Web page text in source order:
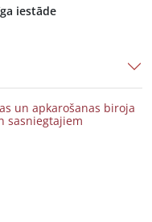
iestāde
un apkarošanas biroja
sasniegtajiem